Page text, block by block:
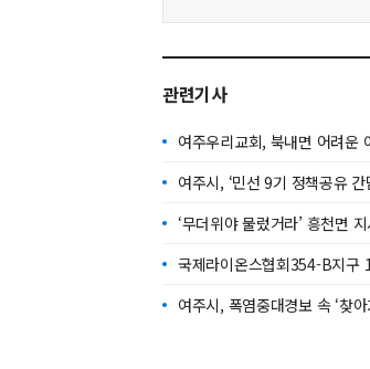
관련기사
여주우리교회, 북내면 어려운
여주시, ‘민선 9기 정책공유 간
‘무더위야 물렀거라’ 흥천면
국제라이온스협회354-B지구
여주시, 폭염중대경보 속 ‘찾